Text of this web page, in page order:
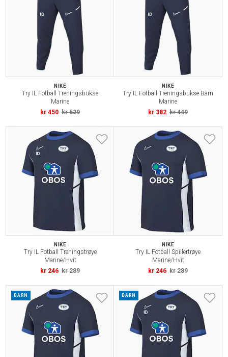
NIKE
Try IL Fotball Treningsbukse
Marine
kr 450 kr 529
NIKE
Try IL Fotball Treningsbukse Barn
Marine
kr 382 kr 449
NIKE
Try IL Fotball Treningstrøye
Marine/Hvit
kr 246 kr 289
NIKE
Try IL Fotball Spillertrøye
Marine/Hvit
kr 246 kr 289
BARN BARN